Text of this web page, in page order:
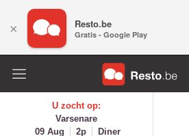
U zocht op:
Varsenare
09 Aug
2p Diner
× Resto.be
Gratis - Google Play